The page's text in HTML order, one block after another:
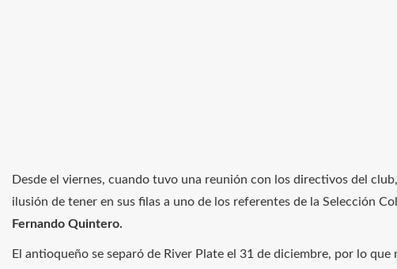
Desde el viernes, cuando tuvo una reunión con los directivos del
ilusión de tener en sus filas a uno de los referentes de la Selección
Fernando Quintero.
El antioqueño se separó de River Plate el 31 de diciembre, por lo